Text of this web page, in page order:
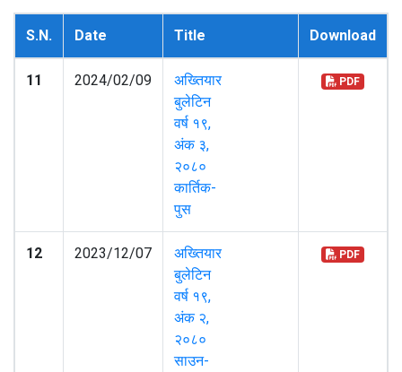
S.N. Date Title Download
11 2024/02/09
अख्तियार
बुलेटिन
वर्ष १९,
अंक ३,
२०८०
कार्तिक-
पुस
PDF
12 2023/12/07
अख्तियार
बुलेटिन
वर्ष १९,
अंक २,
२०८०
साउन-
PDF